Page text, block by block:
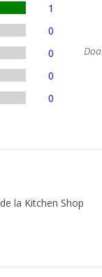
1
0
0
0
0
la Kitchen Shop